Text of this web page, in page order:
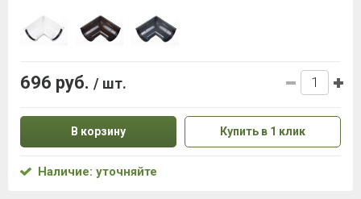
696 руб. / шт.
В корзину Купить в 1 клик
Наличие: уточняйте